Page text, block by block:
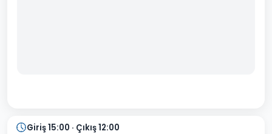
Giriş 15:00 · Çıkış 12:00